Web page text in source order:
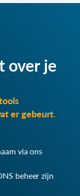
over je
er gebeurt.
via ons
beheer zijn